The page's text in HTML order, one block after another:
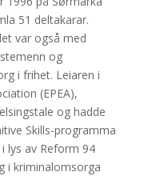
51 deltakarar.
var også med
og
i frihet. Leiaren i
(EPEA),
og hadde
Skills-programma
lys av Reform 94
i kriminalomsorga